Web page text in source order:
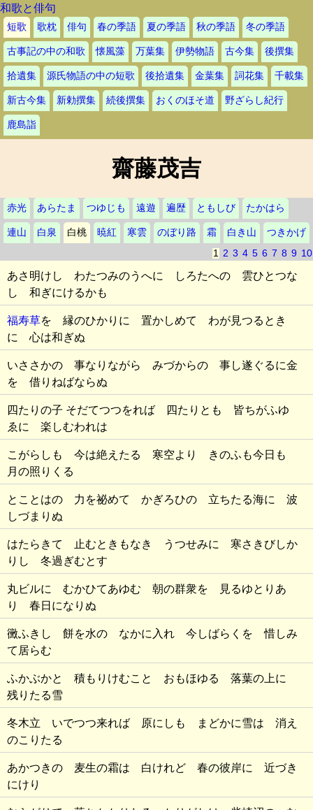
和歌と俳句
短歌 歌枕 俳句 春の季語 夏の季語 秋の季語 冬の季語
古事記の中の和歌 懐風藻 万葉集 伊勢物語 古今集 後撰集
拾遺集 源氏物語の中の短歌 後拾遺集 金葉集 詞花集 千載集
新古今集 新勅撰集 続後撰集 おくのほそ道 野ざらし紀行
鹿島詣
齋藤茂吉
赤光 あらたま つゆじも 遠遊 遍歴 ともしび たかはら
連山 白泉 白桃 暁紅 寒雲 のぼり路 霜 白き山
つきかげ
1 2 3 4 5 6 7 8 9 10
あさ明けし わたつみのうへに しろたへの 雲ひとつな
し 和ぎにけるかも
福寿草を 縁のひかりに 置かしめて わが見つるとき
に 心は和ぎぬ
いささかの 事なりながら みづからの 事し遂ぐるに金
を 借りねばならぬ
四たりの子 そだてつつをれば 四たりとも 皆ちがふゆ
ゑに 楽しむわれは
こがらしも 今は絶えたる 寒空より きのふも今日も
月の照りくる
とことはの 力を祕めて かぎろひの 立ちたる海に 波
しづまりぬ
はたらきて 止むときもなき うつせみに 寒さきびしか
りし 冬過ぎむとす
丸ビルに むかひてあゆむ 朝の群衆を 見るゆとりあ
り 春日になりぬ
黴ふきし 餅を水の なかに入れ 今しばらくを 惜しみ
て居らむ
ふかぶかと 積もりけむこと おもほゆる 落葉の上に
残りたる雪
冬木立 いでつつ来れば 原にしも まどかに雪は 消え
のこりたる
あかつきの 麦生の霜は 白けれど 春の彼岸に 近づき
にけり